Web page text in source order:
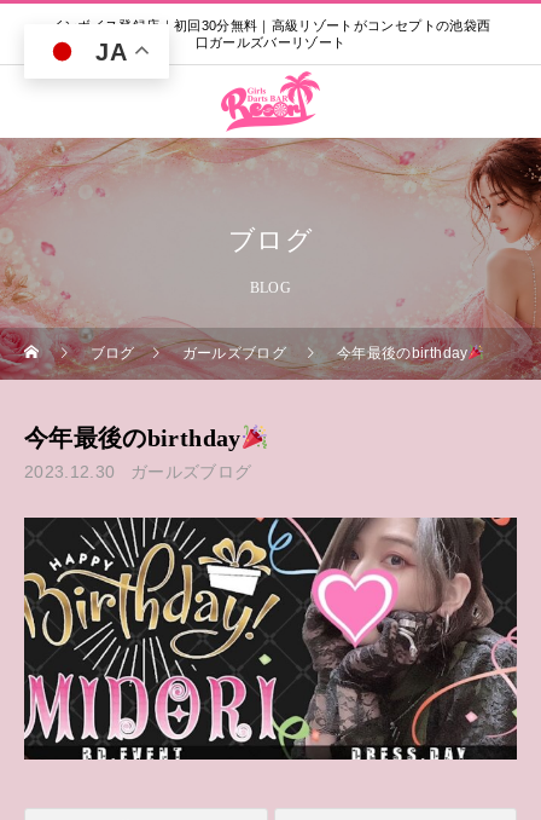
インボイス登録店｜初回30分無料｜高級リゾートがコンセプトの池袋西
口ガールズバーリゾート
ブログ
BLOG
ブログ ガールズブログ 今年最後のbirthday
今年最後のbirthday
2023.12.30 ガールズブログ
JA